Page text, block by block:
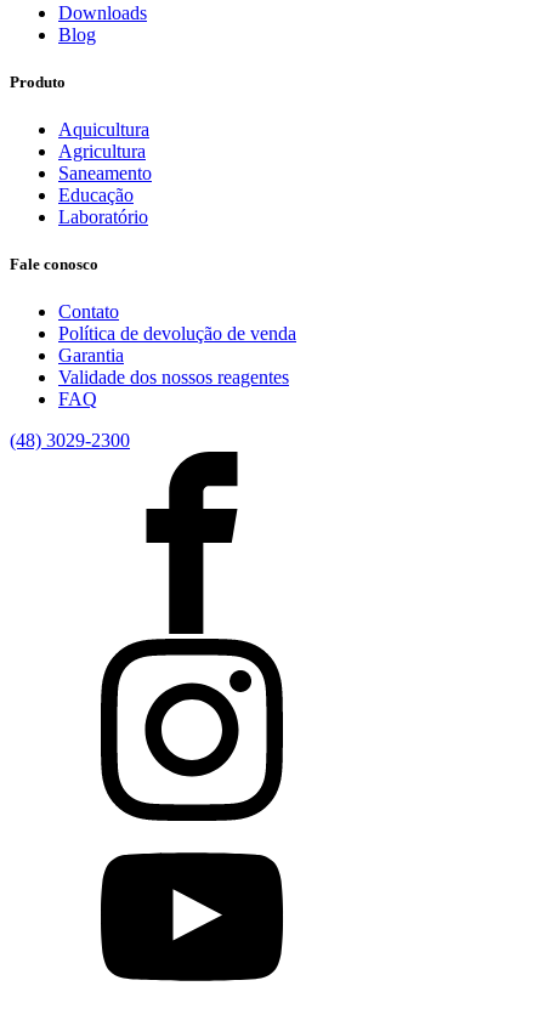
Downloads
Blog
Produto
Aquicultura
Agricultura
Saneamento
Educação
Laboratório
Fale conosco
Contato
Política de devolução de venda
Garantia
Validade dos nossos reagentes
FAQ
(48) 3029-2300